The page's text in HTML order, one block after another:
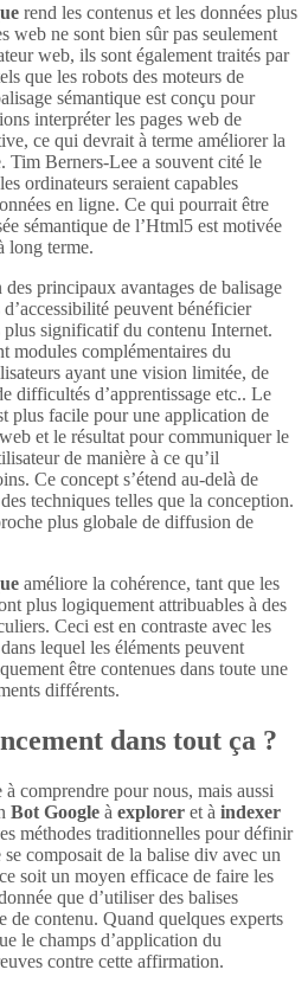
rend les contenus et les données plus
web ne sont bien sûr pas seulement
web, ils sont également traités par
que les robots des moteurs de
sémantique est conçu pour
interpréter les pages web de
ce qui devrait à terme améliorer la
Tim Berners-Lee a souvent cité le
ordinateurs seraient capables
en ligne. Ce qui pourrait être
sémantique de l’Html5 est motivée
long terme.
des principaux avantages de balisage
peuvent bénéficier
plus significatif du contenu Internet.
modules complémentaires du
ayant une vision limitée, de
difficultés d’apprentissage etc.. Le
plus facile pour une application de
et le résultat pour communiquer le
de manière à ce qu’il
Ce concept s’étend au-delà de
techniques telles que la conception.
plus globale de diffusion de
améliore la cohérence, tant que les
plus logiquement attribuables à des
Ceci est en contraste avec les
lequel les éléments peuvent
être contenues dans toute une
différents.
dans tout ça ?
à comprendre pour nous, mais aussi
Bot Google à explorer et à indexer
méthodes traditionnelles pour définir
composait de la balise div avec un
soit un moyen efficace de faire les
que d’utiliser des balises
de contenu. Quand quelques experts
le champs d’application du
contre cette affirmation.